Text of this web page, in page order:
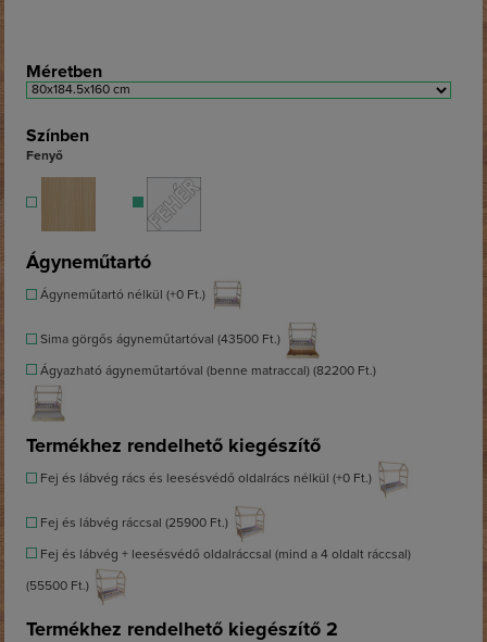
Méretben
Színben
Fenyő
Ágyneműtartó
Ágyneműtartó nélkül (+0 Ft.)
Sima görgős ágyneműtartóval (43500 Ft.)
Ágyazható ágyneműtartóval (benne matraccal) (82200 Ft.)
Termékhez rendelhető kiegészítő
Fej és lábvég rács és leesésvédő oldalrács nélkül (+0 Ft.)
Fej és lábvég ráccsal (25900 Ft.)
Fej és lábvég + leesésvédő oldalráccsal (mind a 4 oldalt ráccsal)
(55500 Ft.)
Termékhez rendelhető kiegészítő 2